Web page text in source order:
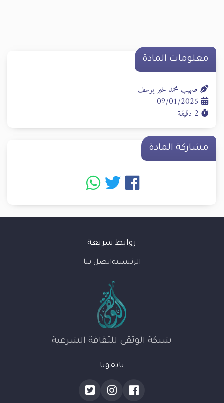
معلومات المادة
صهيب محمد خير يوسف
2 دقيقة
مشاركة المادة
روابط سريعة
الرئيسيةاتصل بنا
شبكة الوثقى للثقافة الشرعية
تابعونا